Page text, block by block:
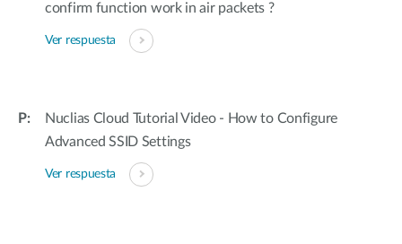
confirm function work in air packets ?
Ver respuesta
Nuclias Cloud Tutorial Video - How to Configure
Advanced SSID Settings
Ver respuesta